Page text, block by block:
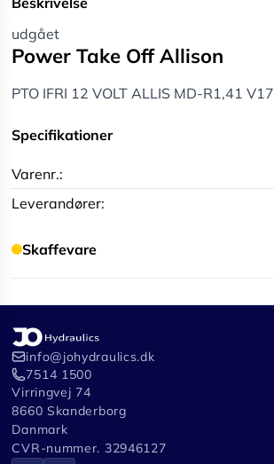
udgået
Power Take Off Allison
PTO IFRI 12 VOLT ALLIS MD-R1,41 V17
Specifikationer
Varenr.:
Leverandører:
Skaffevare
info@johydraulics.dk
7514 1500
Virringvej 74
8660 Skanderborg
Danmark
CVR-nummer. 32946127